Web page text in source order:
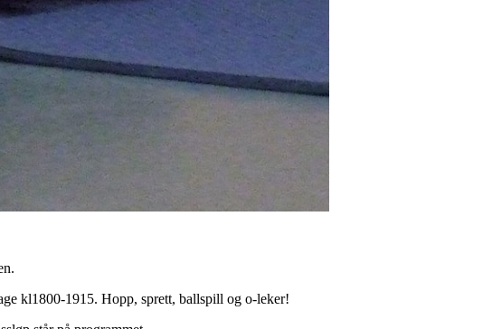
kl1800-1915. Hopp, sprett, ballspill og o-leker!